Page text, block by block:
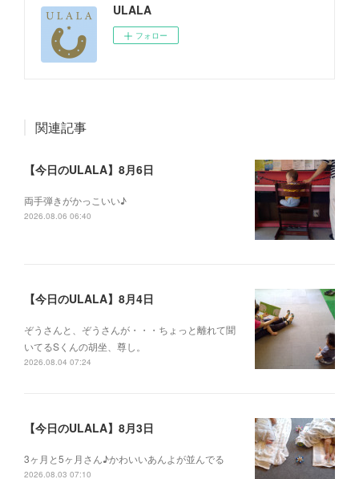
ULALA
フォロー
関連記事
【今日のULALA】8月6日
両手弾きがかっこいい♪
2026.08.06 06:40
【今日のULALA】8月4日
ぞうさんと、ぞうさんが・・・ちょっと離れて聞
いてるSくんの胡坐、尊し。
2026.08.04 07:24
【今日のULALA】8月3日
3ヶ月と5ヶ月さん♪かわいいあんよが並んでる
2026.08.03 07:10